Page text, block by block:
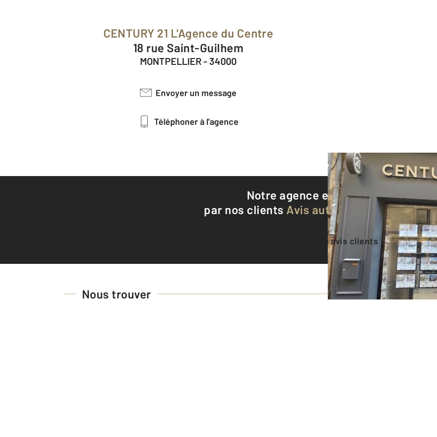
CENTURY 21 L'Agence du Centre
18 rue Saint-Guilhem
MONTPELLIER - 34000
Envoyer un message
Téléphoner à l'agence
Notre agence est notée 9,4/10
par nos clients Avis authentifiés par
Voir tous les avis clients
Nous trouver